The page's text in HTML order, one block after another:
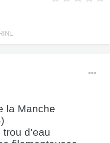
la Manche
d’eau